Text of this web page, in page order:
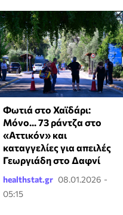
Φωτιά στο Χαϊδάρι:
Μόνο... 73 ράντζα στο
«Αττικόν» και
καταγγελίες για απειλές
Γεωργιάδη στο Δαφνί
healthstat.gr 08.01.2026 -
05:15